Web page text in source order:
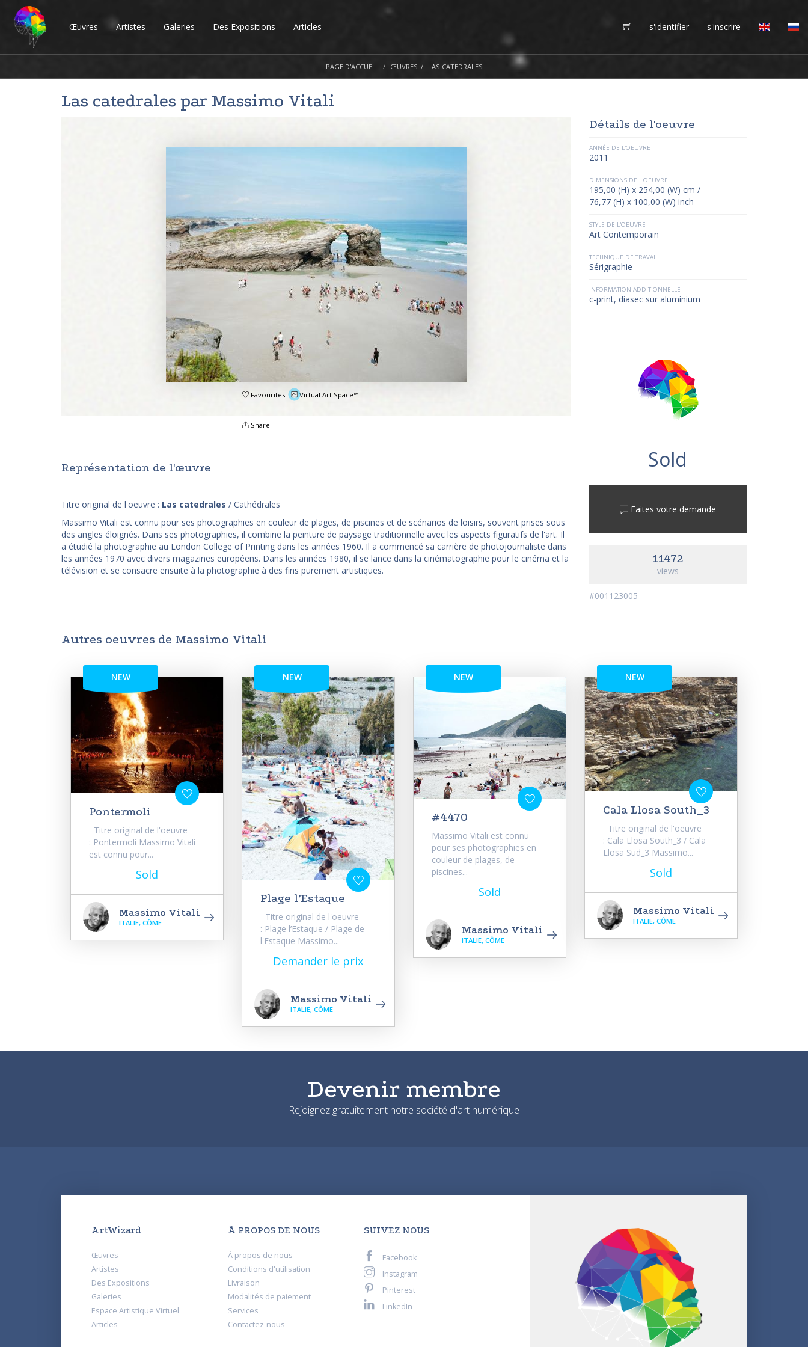
Œuvres Artistes Galeries Des Expositions Articles s'identifier s'inscrire
PAGE D'ACCUEIL ŒUVRES LAS CATEDRALES
Las catedrales par Massimo Vitali
Favourites Virtual Art Space™
Share
Représentation de l'œuvre
Titre original de l'oeuvre : Las catedrales / Cathédrales
Massimo Vitali est connu pour ses photographies en couleur de plages, de piscines et de scénarios de loisirs, souvent prises sous
des angles éloignés. Dans ses photographies, il combine la peinture de paysage traditionnelle avec les aspects figuratifs de l'art. Il
a étudié la photographie au London College of Printing dans les années 1960. Il a commencé sa carrière de photojournaliste dans
les années 1970 avec divers magazines européens. Dans les années 1980, il se lance dans la cinématographie pour le cinéma et la
télévision et se consacre ensuite à la photographie à des fins purement artistiques.
Détails de l'oeuvre
ANNÉE DE L'OEUVRE
2011
DIMENSIONS DE L'OEUVRE
195,00 (H) x 254,00 (W) cm /
76,77 (H) x 100,00 (W) inch
STYLE DE L'OEUVRE
Art Contemporain
TECHNIQUE DE TRAVAIL
Sérigraphie
INFORMATION ADDITIONNELLE
c-print, diasec sur aluminium
Sold
Faites votre demande
11472
views
#001123005
Autres oeuvres de Massimo Vitali
NEW
Pontermoli
Titre original de l'oeuvre
: Pontermoli Massimo Vitali
est connu pour...
Sold
Massimo Vitali
ITALIE, CÔME
NEW
Plage l’Estaque
Titre original de l'oeuvre
: Plage l’Estaque / Plage de
l'Estaque Massimo...
Demander le prix
Massimo Vitali
ITALIE, CÔME
NEW
#4470
Massimo Vitali est connu
pour ses photographies en
couleur de plages, de
piscines...
Sold
Massimo Vitali
ITALIE, CÔME
NEW
Cala Llosa South_3
Titre original de l'oeuvre
: Cala Llosa South_3 / Cala
Llosa Sud_3 Massimo...
Sold
Massimo Vitali
ITALIE, CÔME
Devenir membre
Rejoignez gratuitement notre société d'art numérique
ArtWizard
Œuvres
Artistes
Des Expositions
Galeries
Espace Artistique Virtuel
Articles
À PROPOS DE NOUS
À propos de nous
Conditions d'utilisation
Livraison
Modalités de paiement
Services
Contactez-nous
SUIVEZ NOUS
Facebook
Instagram
Pinterest
LinkedIn